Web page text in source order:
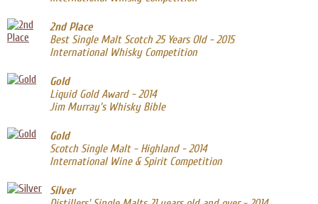
2nd Place
Best Single Malt Scotch 25 Years Old - 2015
International Whisky Competition
Gold
Liquid Gold Award - 2014
Jim Murray's Whisky Bible
Gold
Scotch Single Malt - Highland - 2014
International Wine & Spirit Competition
Silver